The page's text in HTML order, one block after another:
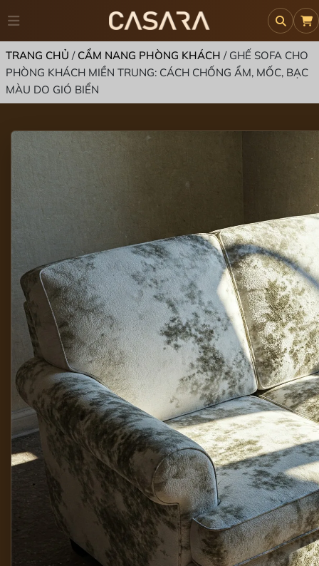
TRANG CHỦ / CẨM NANG PHÒNG KHÁCH / GHẾ SOFA CHO
PHÒNG KHÁCH MIỀN TRUNG: CÁCH CHỐNG ẨM, MỐC, BẠC
MÀU DO GIÓ BIỂN